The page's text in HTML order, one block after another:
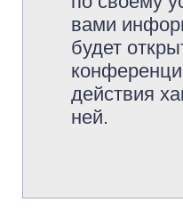
вами
будет
действия
ней.